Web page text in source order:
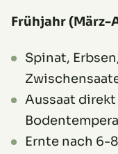
Frühjahr (März-
Spinat,
Aussaat
Ernte nach 6-